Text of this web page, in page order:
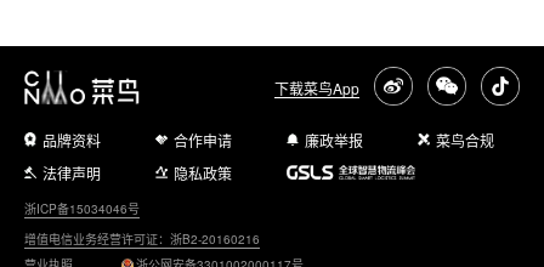
下载菜鸟App
品牌资料 合作申请 廉政举报
菜鸟合规
法律声明
隐私政策
浙ICP备15034046号
增值电信业务经营许可证：浙B2-20160216